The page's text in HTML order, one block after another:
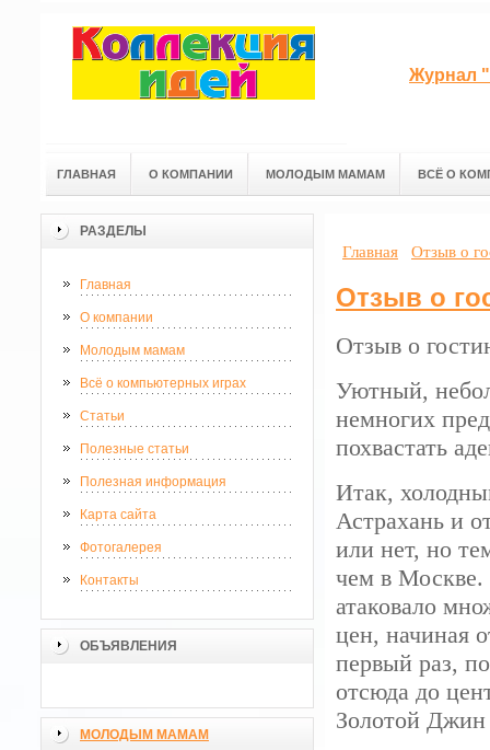
Журнал
ГЛАВНАЯ О КОМПАНИИ МОЛОДЫМ МАМАМ ВСЁ О
РАЗДЕЛЫ
Главная
О компании
Молодым мамам
Всё о компьютерных играх
Статьи
Полезные статьи
Полезная информация
Карта сайта
Фотогалерея
Контакты
ОБЪЯВЛЕНИЯ
МОЛОДЫМ МАМАМ
Главная Отзыв о
Отзыв о
Отзыв о
Уютный,
немногих
похвастать
Итак,
Астрахань и
или нет, но
чем в Москве.
атаковало
цен, начиная
первый раз,
отсюда до
Золотой Джин